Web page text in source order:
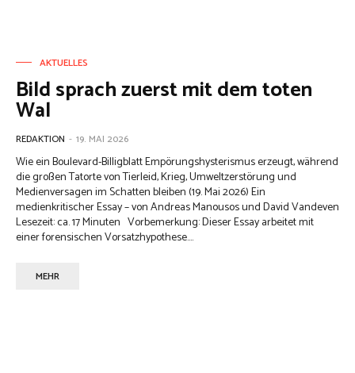
AKTUELLES
Bild sprach zuerst mit dem toten
Wal
REDAKTION - 19. MAI 2026
Wie ein Boulevard-Billigblatt Empörungshysterismus erzeugt, während
die großen Tatorte von Tierleid, Krieg, Umweltzerstörung und
Medienversagen im Schatten bleiben (19. Mai 2026) Ein
medienkritischer Essay – von Andreas Manousos und David Vandeven
Lesezeit: ca. 17 Minuten Vorbemerkung: Dieser Essay arbeitet mit
einer forensischen Vorsatzhypothese....
MEHR